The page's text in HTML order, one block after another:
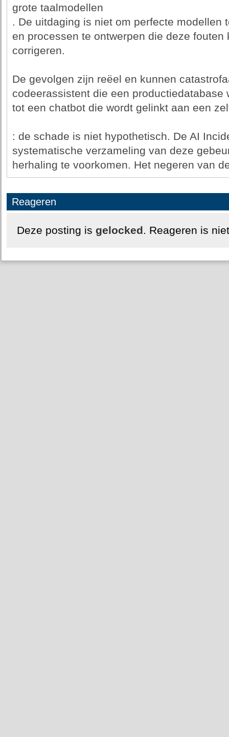
grote taalmodellen
. De uitdaging is niet om perfecte modellen
en processen te ontwerpen die deze fouten
corrigeren.
De gevolgen zijn reëel en kunnen
codeerassistent die een productiedatabase
tot een chatbot die wordt gelinkt aan een
: de schade is niet hypothetisch. De AI
systematische verzameling van deze
herhaling te voorkomen. Het negeren van
Reageren
Deze posting is gelocked. Reageren is